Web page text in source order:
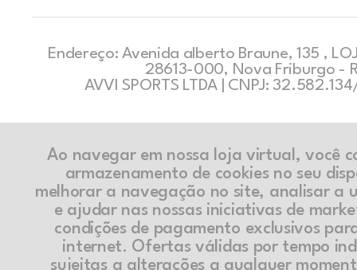
Endereço: Avenida alberto Braune, 135 ,
28613-000, Nova Friburgo -
AVVI SPORTS LTDA | CNPJ:
Ao navegar em nossa loja virtual, você
armazenamento de cookies no seu
melhorar a navegação no site, analisar a
e ajudar nas nossas iniciativas de
condições de pagamento exclusivos
internet. Ofertas válidas por tempo
sujeitas a alterações a qualquer